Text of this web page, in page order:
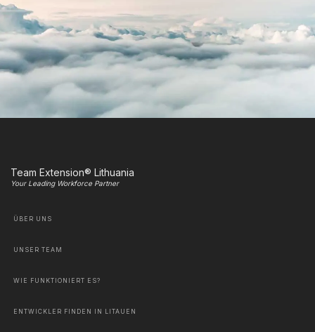
Team Extension® Lithuania
Your Leading Workforce Partner
ÜBER UNS
UNSER TEAM
WIE FUNKTIONIERT ES?
ENTWICKLER FINDEN IN LITAUEN